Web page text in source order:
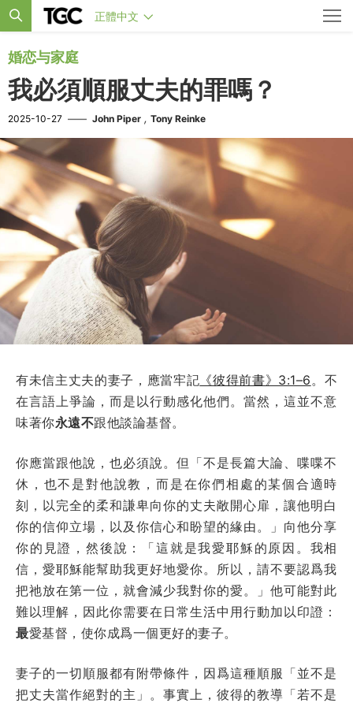
正體中文
婚恋与家庭
我必須順服丈夫的罪嗎？
2025-10-27 —— John Piper , Tony Reinke
有未信主丈夫的妻子，應當牢記 《彼得前書》3:1–6 。不
在言語上爭論，而是以行動感化他們。當然，這並不意
味著你永遠不跟他談論基督。
你應當跟他說，也必須說。但「不是長篇大論、喋喋不
休，也不是對他說教，而是在你們相處的某個合適時
刻，以完全的柔和謙卑向你的丈夫敞開心扉，讓他明白
你的信仰立場，以及你信心和盼望的緣由。」向他分享
你的見證，然後說：「這就是我愛耶穌的原因。我相
信，愛耶穌能幫助我更好地愛你。所以，請不要認爲我
把祂放在第一位，就會減少我對你的愛。」他可能對此
難以理解，因此你需要在日常生活中用行動加以印證：
最愛基督，使你成爲一個更好的妻子。
妻子的一切順服都有附帶條件，因爲這種順服「並不是
把丈夫當作絕對的主」。事實上，彼得的教導「若不是